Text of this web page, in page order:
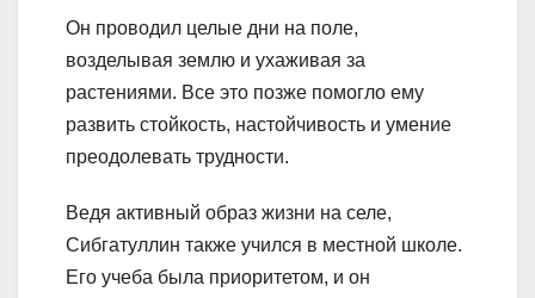
Он проводил целые дни на поле,
возделывая землю и ухаживая за
растениями. Все это позже помогло ему
развить стойкость, настойчивость и умение
преодолевать трудности.
Ведя активный образ жизни на селе,
Сибгатуллин также учился в местной школе.
Его учеба была приоритетом, и он